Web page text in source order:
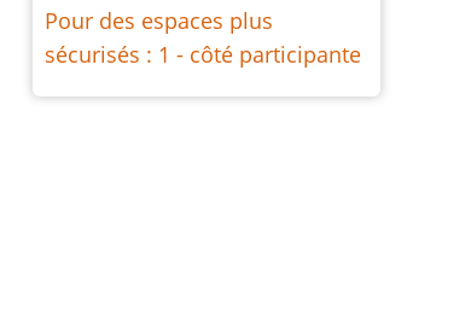
Pour des espaces plus
sécurisés : 1 - côté participante